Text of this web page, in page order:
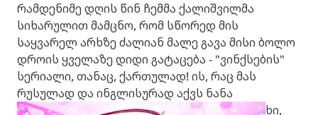
რამდენიმე დღის წინ ჩემმა ქალიშვილმა
სიხარულით მამცნო, რომ სწორედ მის
საყვარელ არხზე ძალიან მალე გავა მისი ბოლო
დროის ყველაზე დიდი გატაცება - "ვინქსების"
სერიალი, თანაც, ქართულად! ის, რაც მას
რუსულად და ინგლისურად აქვს ნანა
ხი,